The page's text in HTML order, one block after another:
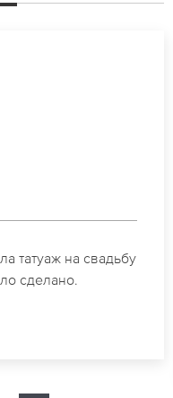
дела по
Замечательный